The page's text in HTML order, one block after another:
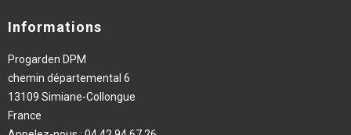
Informations
Progarden DPM
chemin départemental 6
13109 Simiane-Collongue
France